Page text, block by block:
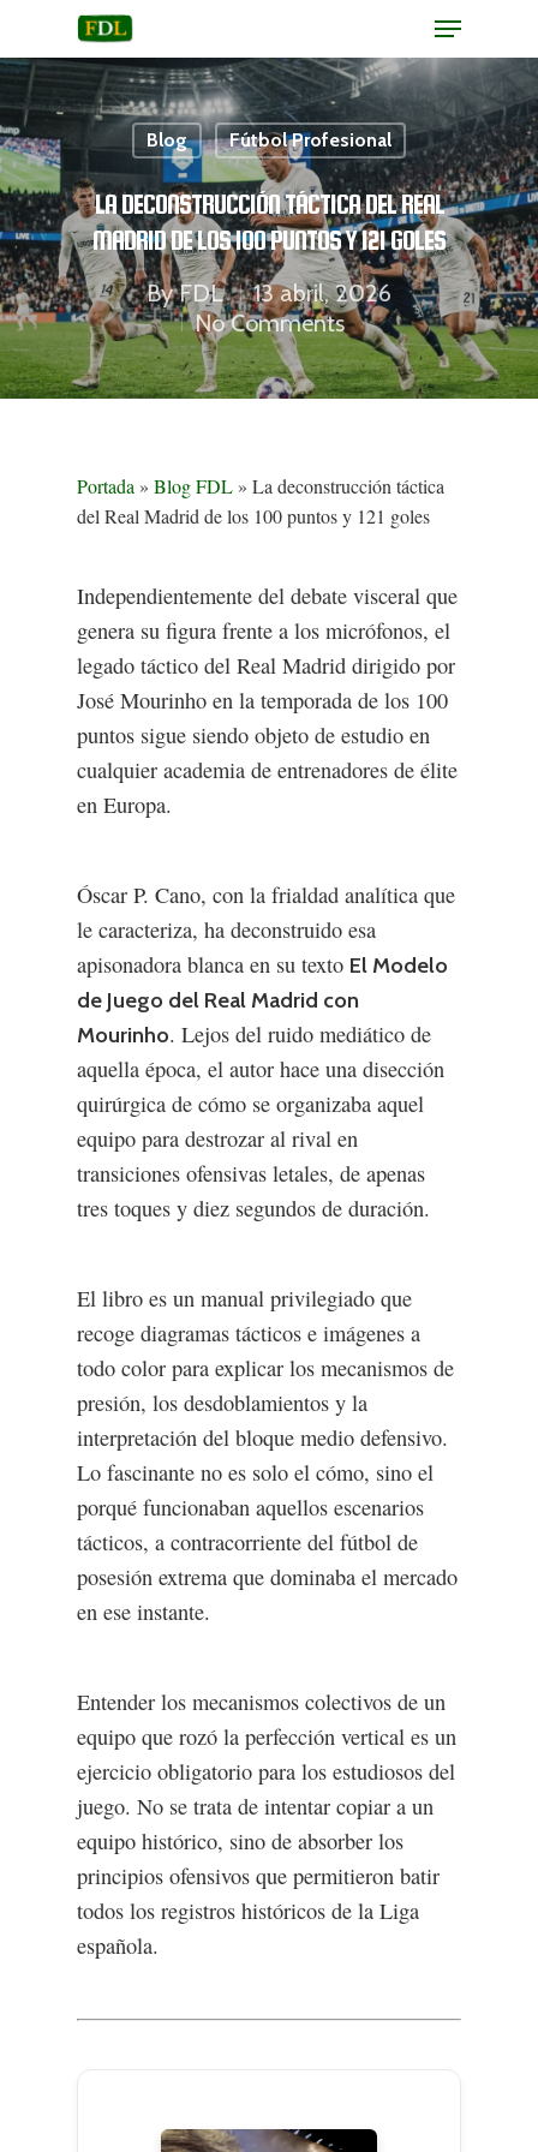
Hit enter to search or ESC to close
Blog Fútbol Profesional
LA DECONSTRUCCIÓN TÁCTICA DEL REAL
MADRID DE LOS 100 PUNTOS Y 121 GOLES
ByFDL
13 abril, 2026
No Comments
Portada » Blog FDL » La deconstrucción táctica
del Real Madrid de los 100 puntos y 121 goles
Independientemente del debate visceral que
genera su figura frente a los micrófonos, el
legado táctico del Real Madrid dirigido por
José Mourinho en la temporada de los 100
puntos sigue siendo objeto de estudio en
cualquier academia de entrenadores de élite
en Europa.
Óscar P. Cano, con la frialdad analítica que
le caracteriza, ha deconstruido esa
apisonadora blanca en su texto El Modelo
de Juego del Real Madrid con
Mourinho. Lejos del ruido mediático de
aquella época, el autor hace una disección
quirúrgica de cómo se organizaba aquel
equipo para destrozar al rival en
transiciones ofensivas letales, de apenas
tres toques y diez segundos de duración.
El libro es un manual privilegiado que
recoge diagramas tácticos e imágenes a
todo color para explicar los mecanismos de
presión, los desdoblamientos y la
interpretación del bloque medio defensivo.
Lo fascinante no es solo el cómo, sino el
porqué funcionaban aquellos escenarios
tácticos, a contracorriente del fútbol de
posesión extrema que dominaba el mercado
en ese instante.
Entender los mecanismos colectivos de un
equipo que rozó la perfección vertical es un
ejercicio obligatorio para los estudiosos del
juego. No se trata de intentar copiar a un
equipo histórico, sino de absorber los
principios ofensivos que permitieron batir
todos los registros históricos de la Liga
española.